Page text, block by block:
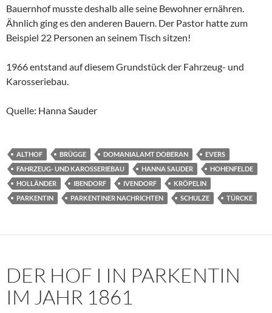
Bauernhof musste deshalb alle seine Bewohner ernähren.
Ähnlich ging es den anderen Bauern. Der Pastor hatte zum
Beispiel 22 Personen an seinem Tisch sitzen!
1966 entstand auf diesem Grundstück der Fahrzeug- und
Karosseriebau.
Quelle: Hanna Sauder
ALTHOF BRÜGGE DOMANIALAMT DOBERAN
EVERS
FAHRZEUG- UND KAROSSERIEBAU
HANNA SAUDER
HOHENFELDE
HOLLÄNDER
IBENDORF IVENDORF
KRÖPELIN
PARKENTIN
PARKENTINER NACHRICHTEN SCHULZE TÜRCKE
DER HOF I IN PARKENTIN
IM JAHR 1861